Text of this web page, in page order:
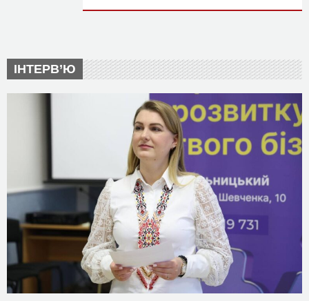
ІНТЕРВ’Ю